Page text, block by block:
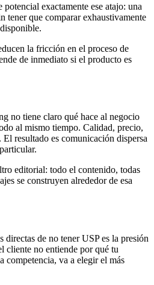
exactamente ese atajo: una
tener que comparar exhaustivamente
la fricción en el proceso de
de inmediato si el producto es
no tiene claro qué hace al negocio
al mismo tiempo. Calidad, precio,
resultado es comunicación dispersa
editorial: todo el contenido, todas
se construyen alrededor de esa
directas de no tener USP es la presión
cliente no entiende por qué tu
competencia, va a elegir el más